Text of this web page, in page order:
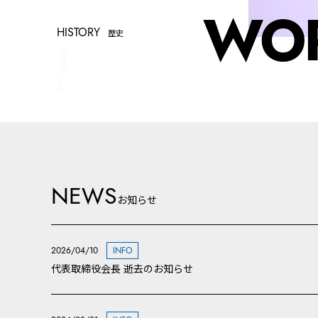
HISTORY 歴史
NEWS お知らせ
2026/04/10 INFO
代表取締役会長 逝去のお知らせ